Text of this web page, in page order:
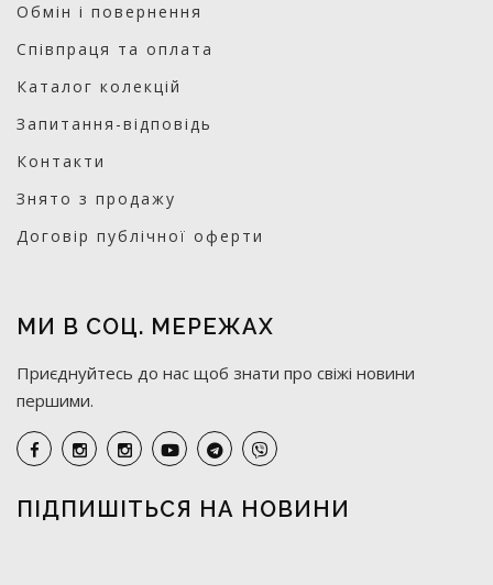
Обмін і повернення
Співпраця та оплата
Каталог колекцій
Запитання-відповідь
Контакти
Знято з продажу
Договір публічної оферти
МИ В СОЦ. МЕРЕЖАХ
Приєднуйтесь до нас щоб знати про свіжі новини
першими.
ПІДПИШІТЬСЯ НА НОВИНИ